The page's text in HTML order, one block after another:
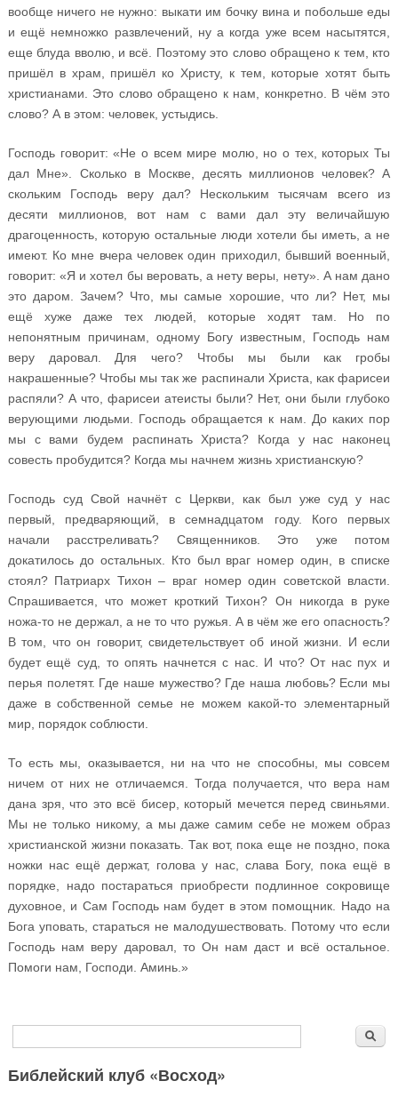
вообще ничего не нужно: выкати им бочку вина и побольше еды
и ещё немножко развлечений, ну а когда уже всем насытятся,
еще блуда вволю, и всё. Поэтому это слово обращено к тем, кто
пришёл в храм, пришёл ко Христу, к тем, которые хотят быть
христианами. Это слово обращено к нам, конкретно. В чём это
слово? А в этом: человек, устыдись.
Господь говорит: «Не о всем мире молю, но о тех, которых Ты
дал Мне». Сколько в Москве, десять миллионов человек? А
скольким Господь веру дал? Нескольким тысячам всего из
десяти миллионов, вот нам с вами дал эту величайшую
драгоценность, которую остальные люди хотели бы иметь, а не
имеют. Ко мне вчера человек один приходил, бывший военный,
говорит: «Я и хотел бы веровать, а нету веры, нету». А нам дано
это даром. Зачем? Что, мы самые хорошие, что ли? Нет, мы
ещё хуже даже тех людей, которые ходят там. Но по
непонятным причинам, одному Богу известным, Господь нам
веру даровал. Для чего? Чтобы мы были как гробы
накрашенные? Чтобы мы так же распинали Христа, как фарисеи
распяли? А что, фарисеи атеисты были? Нет, они были глубоко
верующими людьми. Господь обращается к нам. До каких пор
мы с вами будем распинать Христа? Когда у нас наконец
совесть пробудится? Когда мы начнем жизнь христианскую?
Господь суд Свой начнёт с Церкви, как был уже суд у нас
первый, предваряющий, в семнадцатом году. Кого первых
начали расстреливать? Священников. Это уже потом
докатилось до остальных. Кто был враг номер один, в списке
стоял? Патриарх Тихон – враг номер один советской власти.
Спрашивается, что может кроткий Тихон? Он никогда в руке
ножа-то не держал, а не то что ружья. А в чём же его опасность?
В том, что он говорит, свидетельствует об иной жизни. И если
будет ещё суд, то опять начнется с нас. И что? От нас пух и
перья полетят. Где наше мужество? Где наша любовь? Если мы
даже в собственной семье не можем какой-то элементарный
мир, порядок соблюсти.
То есть мы, оказывается, ни на что не способны, мы совсем
ничем от них не отличаемся. Тогда получается, что вера нам
дана зря, что это всё бисер, который мечется перед свиньями.
Мы не только никому, а мы даже самим себе не можем образ
христианской жизни показать. Так вот, пока еще не поздно, пока
ножки нас ещё держат, голова у нас, слава Богу, пока ещё в
порядке, надо постараться приобрести подлинное сокровище
духовное, и Сам Господь нам будет в этом помощник. Надо на
Бога уповать, стараться не малодушествовать. Потому что если
Господь нам веру даровал, то Он нам даст и всё остальное.
Помоги нам, Господи. Аминь.»
Форма поиска
Библейский клуб «Восход»